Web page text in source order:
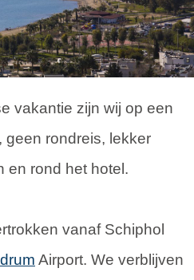
vakantie zijn wij op een
geen rondreis, lekker
en rond het hotel.
vanaf Schiphol
Airport. We verblijven